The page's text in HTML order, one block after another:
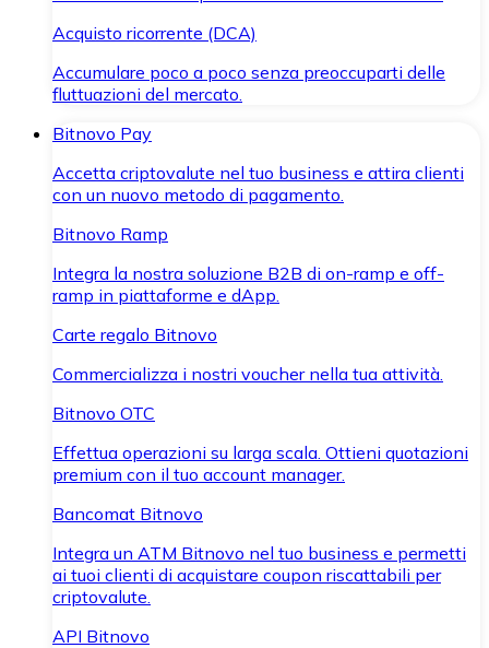
Acquisto ricorrente (DCA)
Accumulare poco a poco senza preoccuparti delle
fluttuazioni del mercato.
Bitnovo Pay
Accetta criptovalute nel tuo business e attira clienti
con un nuovo metodo di pagamento.
Bitnovo Ramp
Integra la nostra soluzione B2B di on-ramp e off-
ramp in piattaforme e dApp.
Carte regalo Bitnovo
Commercializza i nostri voucher nella tua attività.
Bitnovo OTC
Effettua operazioni su larga scala. Ottieni quotazioni
premium con il tuo account manager.
Bancomat Bitnovo
Integra un ATM Bitnovo nel tuo business e permetti
ai tuoi clienti di acquistare coupon riscattabili per
criptovalute.
API Bitnovo